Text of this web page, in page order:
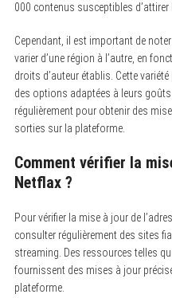
000 contenus susceptibles
Cependant, il est important de
varier d’une région à l’autre, en
droits d’auteur établis. Cette
des options adaptées à leurs
régulièrement pour obtenir des
sorties sur la plateforme.
Comment vérifier la
Netflax ?
Pour vérifier la mise à jour de
consulter régulièrement des sites
streaming. Des ressources telles
fournissent des mises à jour
plateforme.